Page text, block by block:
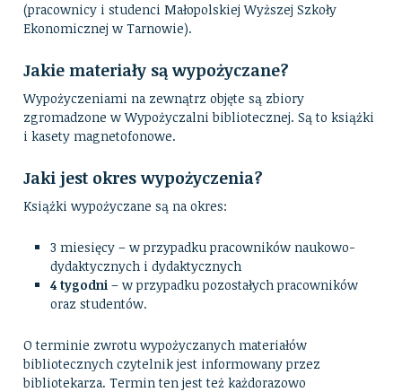
(pracownicy i studenci Małopolskiej Wyższej Szkoły
Ekonomicznej w Tarnowie).
Jakie materiały są wypożyczane?
Wypożyczeniami na zewnątrz objęte są zbiory
zgromadzone w Wypożyczalni bibliotecznej. Są to książki
i kasety magnetofonowe.
Jaki jest okres wypożyczenia?
Książki wypożyczane są na okres:
3 miesięcy – w przypadku pracowników naukowo-
dydaktycznych i dydaktycznych
4 tygodni – w przypadku pozostałych pracowników
oraz studentów.
O terminie zwrotu wypożyczanych materiałów
bibliotecznych czytelnik jest informowany przez
bibliotekarza. Termin ten jest też każdorazowo